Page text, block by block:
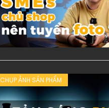
CHỤP ẢNH SẢN PHẨM